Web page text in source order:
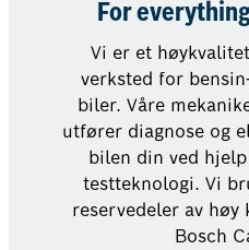
For
Vi er et
verksted for
biler. Våre
utfører diagnose og
bilen din ved
testteknologi. Vi
reservedeler av
Bosch